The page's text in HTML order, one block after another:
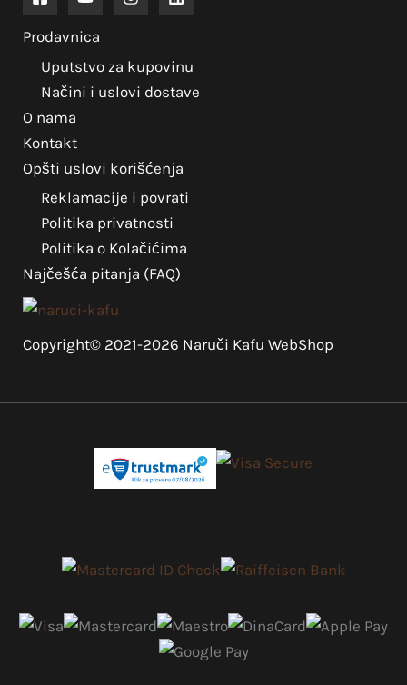
Prodavnica
Uputstvo za kupovinu
Načini i uslovi dostave
O nama
Kontakt
Opšti uslovi korišćenja
Reklamacije i povrati
Politika privatnosti
Politika o Kolačićima
Najčešća pitanja (FAQ)
Copyright© 2021-2026 Naruči Kafu WebShop